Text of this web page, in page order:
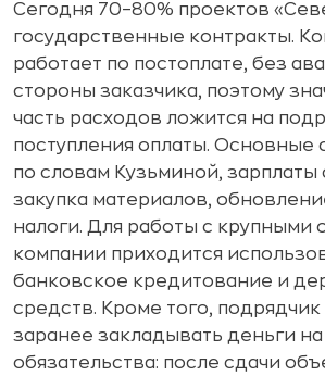
Сегодня 70–80% проектов
государственные контракты.
работает по постоплате, без
стороны заказчика, поэтому
часть расходов ложится на
поступления оплаты. Основные
по словам Кузьминой, зарплаты
закупка материалов,
налоги. Для работы с крупными
компании приходится
банковское кредитование и
средств. Кроме того,
заранее закладывать деньги
обязательства: после сдачи